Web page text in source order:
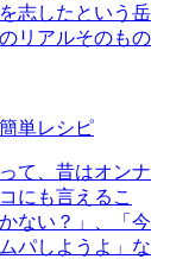
志したという岳
リアルそのもの
単レシピ
て、昔はオンナ
にも言えるこ
ない？」、「今
パしようよ」な